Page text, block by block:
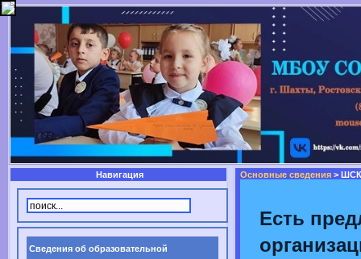
Навигация
Сведения об образовательной
Основные сведения > ШСК
Есть